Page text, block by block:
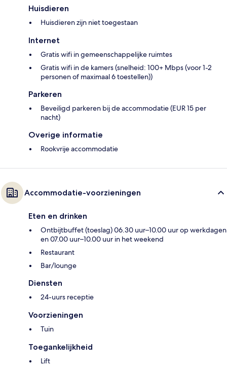
Huisdieren
Huisdieren zijn niet toegestaan
Internet
Gratis wifi in gemeenschappelijke ruimtes
Gratis wifi in de kamers (snelheid: 100+ Mbps (voor 1-2
personen of maximaal 6 toestellen))
Parkeren
Beveiligd parkeren bij de accommodatie (EUR 15 per
nacht)
Overige informatie
Rookvrije accommodatie
Accommodatie-voorzieningen
Eten en drinken
Ontbijtbuffet (toeslag) 06.30 uur–10.00 uur op werkdagen
en 07.00 uur–10.00 uur in het weekend
Restaurant
Bar/lounge
Diensten
24-uurs receptie
Voorzieningen
Tuin
Toegankelijkheid
Lift